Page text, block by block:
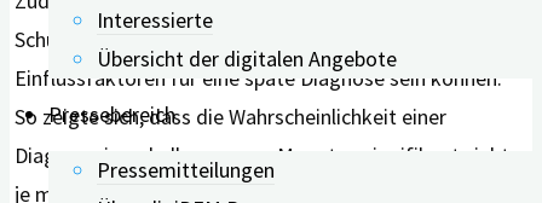
Interessierte
Übersicht der digitalen Angebote
Pressebereich
Pressemitteilungen
Schulbildung und das Geschlecht der Betroffenen
Einflussfaktoren für eine späte Diagnose sein können.
So zeigte sich, dass die Wahrscheinlichkeit einer
Diagnose innerhalb von neun Monaten signifikant sinkt,
je mehr Schuljahre die Menschen mit Demenz absolviert